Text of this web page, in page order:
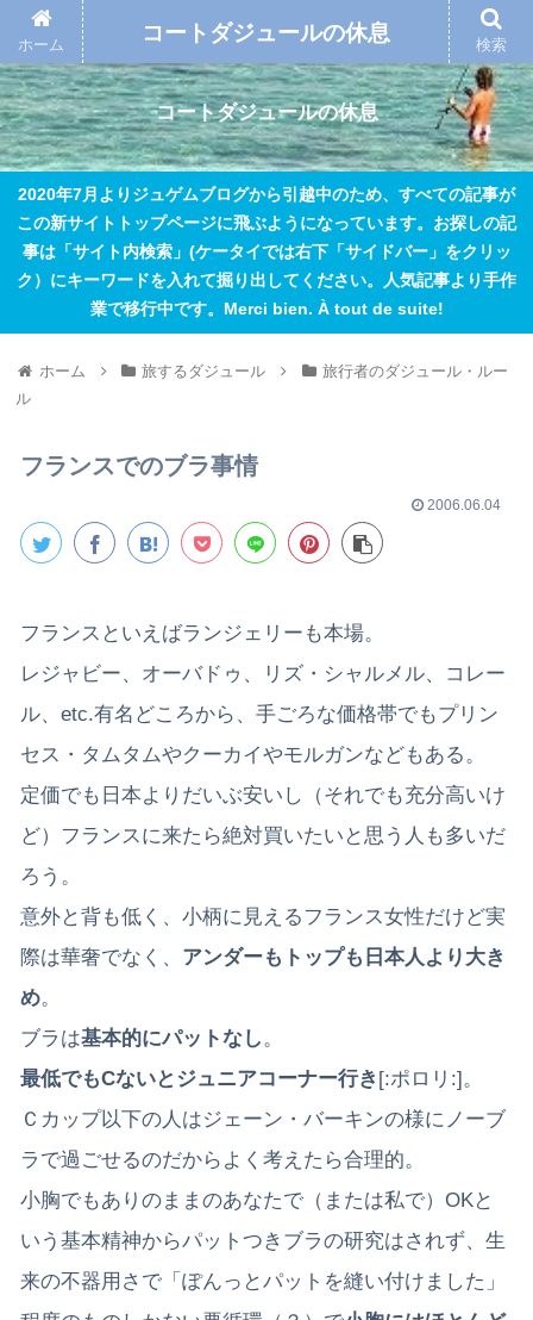
コートダジュールの休息
2020年7月よりジュゲムブログから引越中のため、すべての記事が
この新サイトトップページに飛ぶようになっています。お探しの記
事は「サイト内検索」(ケータイでは右下「サイドバー」をクリッ
ク）にキーワードを入れて掘り出してください。人気記事より手作
業で移行中です。Merci bien. À tout de suite!
ホーム 旅するダジュール
旅行者のダジュール・ルー
ル
フランスでのブラ事情
2006.06.04
フランスといえばランジェリーも本場。
レジャビー、オーバドゥ、リズ・シャルメル、コレー
ル、etc.有名どころから、手ごろな価格帯でもプリン
セス・タムタムやクーカイやモルガンなどもある。
定価でも日本よりだいぶ安いし（それでも充分高いけ
ど）フランスに来たら絶対買いたいと思う人も多いだ
ろう。
意外と背も低く、小柄に見えるフランス女性だけど実
際は華奢でなく、 アンダーもトップも日本人より大き
め。
ブラは基本的にパットなし。
最低でもCないとジュニアコーナー行き [:ポロリ:]。
Ｃカップ以下の人はジェーン・バーキンの様にノーブ
ラで過ごせるのだからよく考えたら合理的。
小胸でもありのままのあなたで（または私で）OKと
いう基本精神からパットつきブラの研究はされず、生
来の不器用さで「ぽんっとパットを縫い付けました」
ホーム コートダジュールの休息 検索